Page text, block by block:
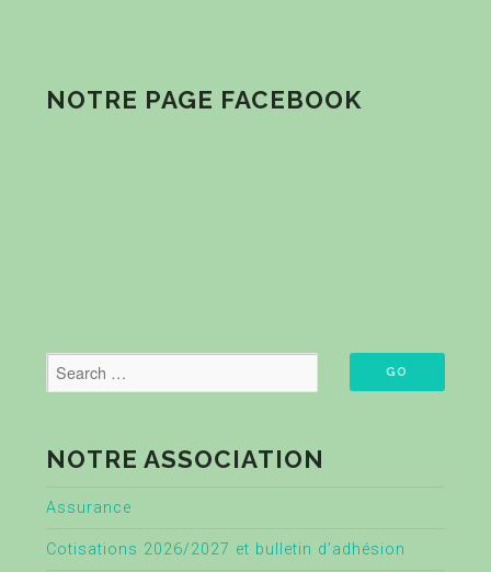
NOTRE PAGE FACEBOOK
NOTRE ASSOCIATION
Assurance
Cotisations 2026/2027 et bulletin d’adhésion